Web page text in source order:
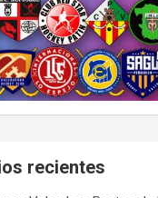
recientes